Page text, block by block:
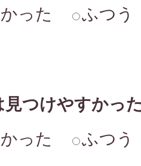
った
ふつう
見つけやすかっ
った
ふつう